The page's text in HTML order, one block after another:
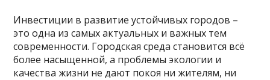
Инвестиции в развитие устойчивых городов –
это одна из самых актуальных и важных тем
современности. Городская среда становится всё
более насыщенной, а проблемы экологии и
качества жизни не дают покоя ни жителям, ни